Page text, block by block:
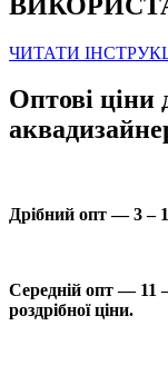
ЧИТАТИ
Оптові ціни
Дрібний опт — 3 –
Середній опт — 11 –
роздрібної ціни.